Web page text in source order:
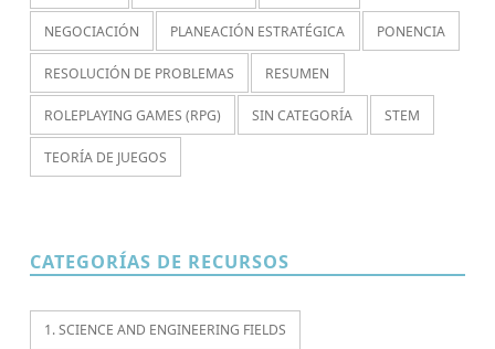
NEGOCIACIÓN PLANEACIÓN ESTRATÉGICA PONENCIA
RESOLUCIÓN DE PROBLEMAS RESUMEN
ROLEPLAYING GAMES (RPG) SIN CATEGORÍA STEM
TEORÍA DE JUEGOS
CATEGORÍAS DE RECURSOS
1. SCIENCE AND ENGINEERING FIELDS